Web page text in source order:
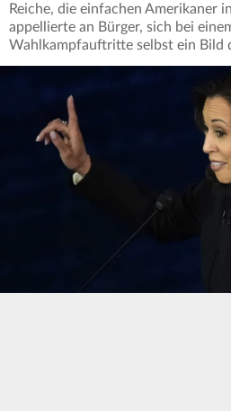
Reiche, die einfachen Amerikaner
appellierte an Bürger, sich bei
Wahlkampfauftritte selbst ein Bild